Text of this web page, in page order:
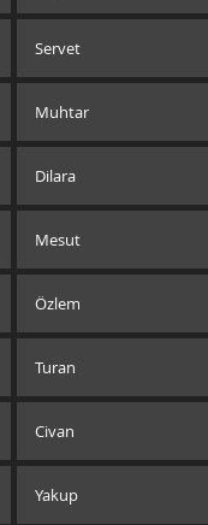
Servet
Muhtar
Dilara
Mesut
Özlem
Turan
Civan
Yakup